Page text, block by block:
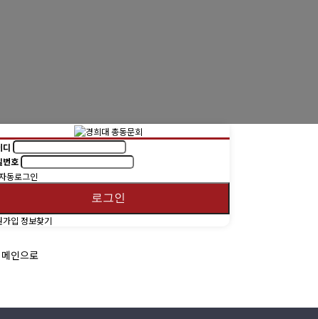
디
번호
동로그인
로그인
가입 정보찾기
메인으로